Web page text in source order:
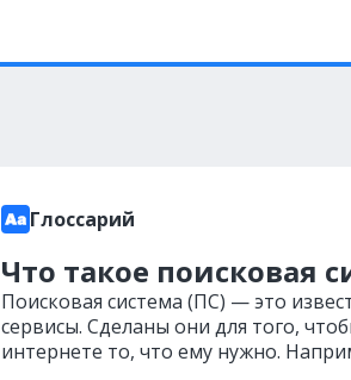
Глоссарий
Что такое поисковая
Поисковая система (ПС) — это
сервисы. Сделаны они для того,
интернете то, что ему нужно.